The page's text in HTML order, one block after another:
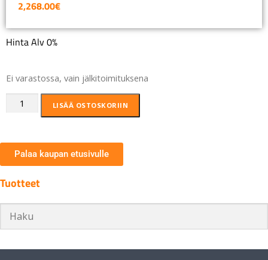
2,268.00€
Hinta Alv 0%
Ei varastossa, vain jälkitoimituksena
LISÄÄ OSTOSKORIIN
Palaa kaupan etusivulle
Tuotteet